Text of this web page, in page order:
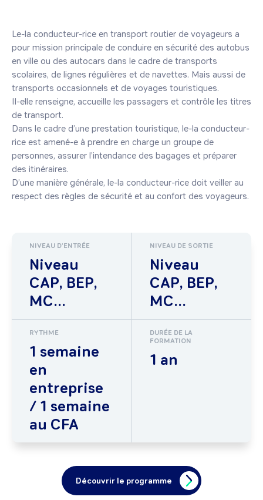
Le-la conducteur-rice en transport routier de voyageurs a
pour mission principale de conduire en sécurité des autobus
en ville ou des autocars dans le cadre de transports
scolaires, de lignes régulières et de navettes. Mais aussi de
transports occasionnels et de voyages touristiques.
Il-elle renseigne, accueille les passagers et contrôle les titres
de transport.
Dans le cadre d’une prestation touristique, le-la conducteur-
rice est amené-e à prendre en charge un groupe de
personnes, assurer l’intendance des bagages et préparer
des itinéraires.
D’une manière générale, le-la conducteur-rice doit veiller au
NIVEAU D'ENTRÉE
Niveau
CAP, BEP,
MC...
NIVEAU DE SORTIE
Niveau
CAP, BEP,
MC...
RYTHME
1 semaine
en
entreprise
/ 1 semaine
au CFA
DURÉE DE LA
FORMATION
1 an
Découvrir le programme